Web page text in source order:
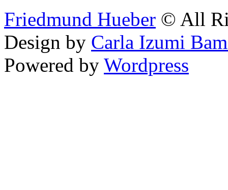
Friedmund Hueber © All
Design by Carla Izumi
Powered by Wordpress